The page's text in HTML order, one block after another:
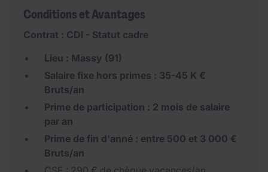
Conditions et Avantages
Contrat : CDI - Statut cadre
Lieu : Massy (91)
Salaire fixe hors primes : 35-45 K €
Bruts/an
Prime de participation : 2 mois de salaire
par an
Prime de fin d'anné : entre 500 et 3 000 €
Bruts/an